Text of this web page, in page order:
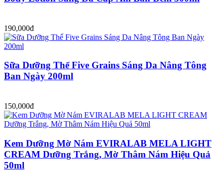
190,000đ
Sữa Dưỡng Thể Five Grains Sáng Da Nâng Tông
Ban Ngày 200ml
150,000đ
Kem Dưỡng Mờ Nám EVIRALAB MELA LIGHT
CREAM Dưỡng Trắng, Mờ Thâm Nám Hiệu Quả
50ml